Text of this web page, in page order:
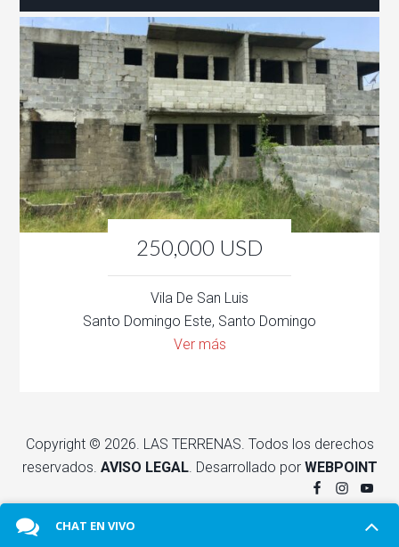
250,000 USD
Vila De San Luis
Santo Domingo Este, Santo Domingo
Ver más
Copyright © 2026. LAS TERRENAS. Todos los derechos
reservados. AVISO LEGAL. Desarrollado por WEBPOINT
CHAT EN VIVO